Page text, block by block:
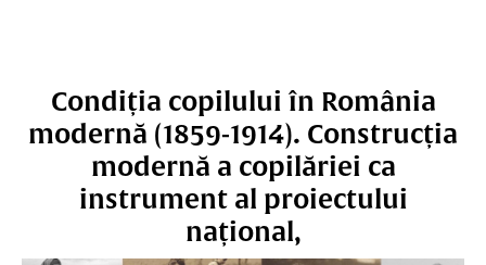
Condiția copilului în România
modernă (1859-1914). Construcția
modernă a copilăriei ca
instrument al proiectului
național,